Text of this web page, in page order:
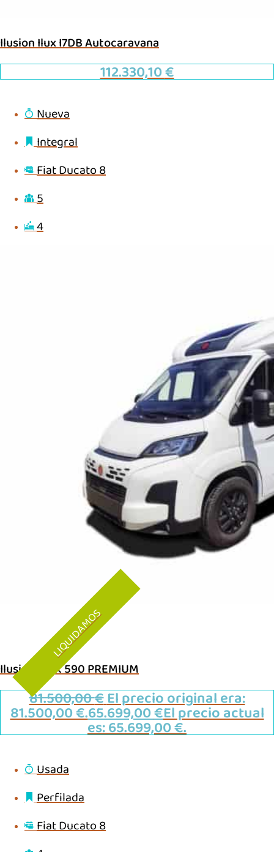
Ilusion Ilux I7DB Autocaravana
112.330,10€
Nueva
Integral
Fiat Ducato 8
5
4
LIQUIDAMOS
Ilusion XMK 590 PREMIUM
81.500,00€El precio original era:
81.500,00 €.65.699,00€El precio actual
es: 65.699,00 €.
Usada
Perfilada
Fiat Ducato 8